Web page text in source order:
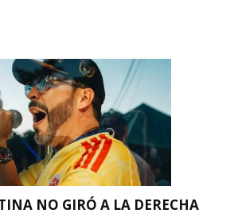
NO GIRÓ A LA DERECHA